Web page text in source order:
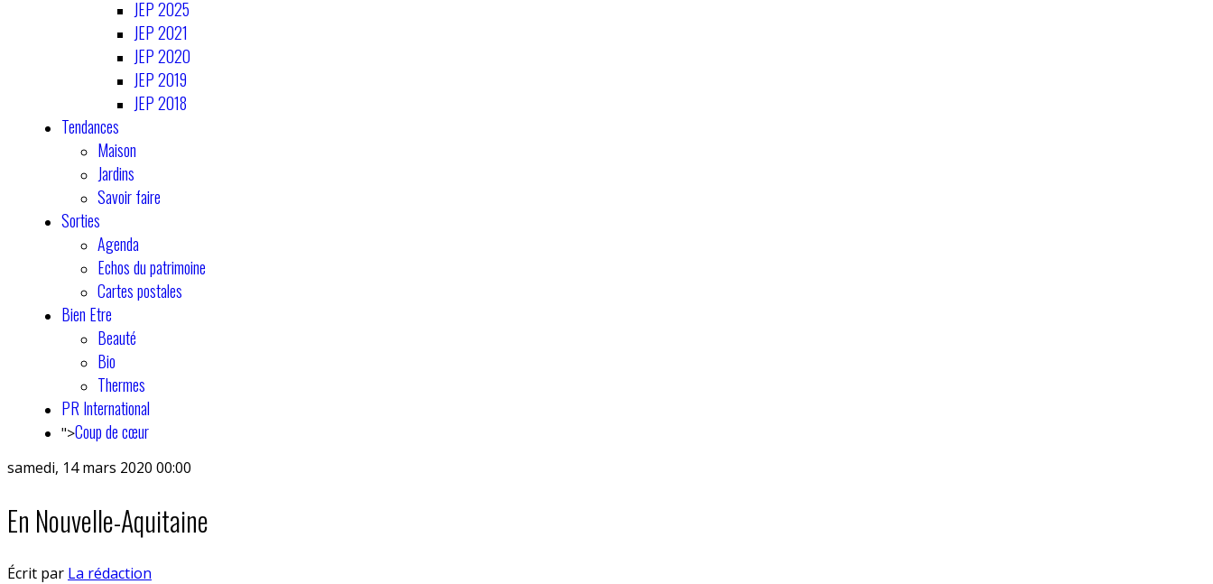
JEP 2025
JEP 2021
JEP 2020
JEP 2019
JEP 2018
Tendances
Maison
Jardins
Savoir faire
Sorties
Agenda
Echos du patrimoine
Cartes postales
Bien Etre
Beauté
Bio
Thermes
PR International
">Coup de cœur
samedi, 14 mars 2020 00:00
En Nouvelle-Aquitaine
Écrit par La rédaction